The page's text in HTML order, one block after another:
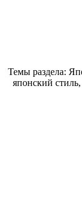
Темы раздела:
японский